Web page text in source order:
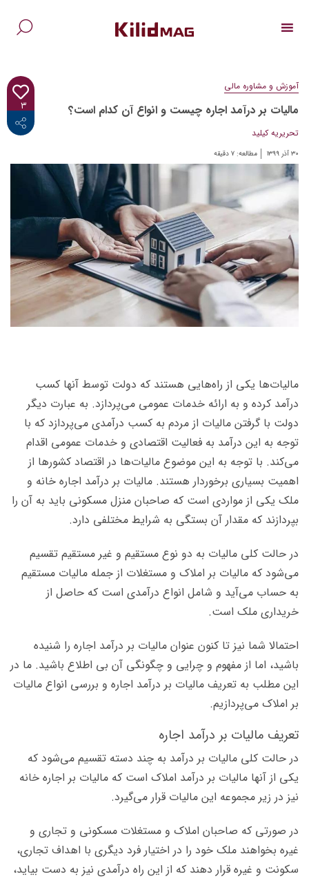
۳
<i class="fab fa-facebook-f"></i>
آموزش و مشاوره مالی
مالیات بر درآمد اجاره چیست و انواع آن کدام است؟
تحریریه کیلید
۳۰ آذر ۱۳۹۹ مطالعه: ۷ دقیقه
مالیات‌ها یکی از راه‌هایی هستند که دولت توسط آنها کسب
درآمد کرده و به ارائه خدمات عمومی می‌پردازد. به عبارت دیگر
دولت با گرفتن مالیات از مردم به کسب درآمدی می‌پردازد که با
توجه به این درآمد به فعالیت اقتصادی و خدمات عمومی اقدام
می‌کند. با توجه به این موضوع مالیات‌ها در اقتصاد کشورها از
اهمیت بسیاری برخوردار هستند. مالیات بر درآمد اجاره خانه و
ملک یکی از مواردی است که صاحبان منزل مسکونی باید به آن را
بپردازند که مقدار آن بستگی به شرایط مختلفی دارد.
در حالت کلی مالیات به دو نوع مستقیم و غیر مستقیم تقسیم
می‌شود که مالیات بر املاک و مستغلات از جمله مالیات مستقیم
به حساب می‌آید و شامل انواع درآمدی است که حاصل از
خریداری ملک است.
احتمالا شما نیز تا کنون عنوان مالیات بر درآمد اجاره را شنیده
باشید، اما از مفهوم و چرایی و چگونگی آن بی اطلاع باشید. ما در
این مطلب به تعریف مالیات بر درآمد اجاره و بررسی انواع مالیات
بر املاک می‌پردازیم.
تعریف مالیات بر درآمد اجاره
در حالت کلی مالیات بر درآمد به چند دسته تقسیم می‌شود که
یکی از آنها مالیات بر درآمد املاک است که مالیات بر اجاره خانه
نیز در زیر مجموعه این مالیات قرار می‌گیرد.
در صورتی که صاحبان املاک و مستغلات مسکونی و تجاری و
غیره بخواهند ملک خود را در اختیار فرد دیگری با اهداف تجاری،
سکونت و غیره قرار دهند که از این راه درآمدی نیز به دست بیاید،